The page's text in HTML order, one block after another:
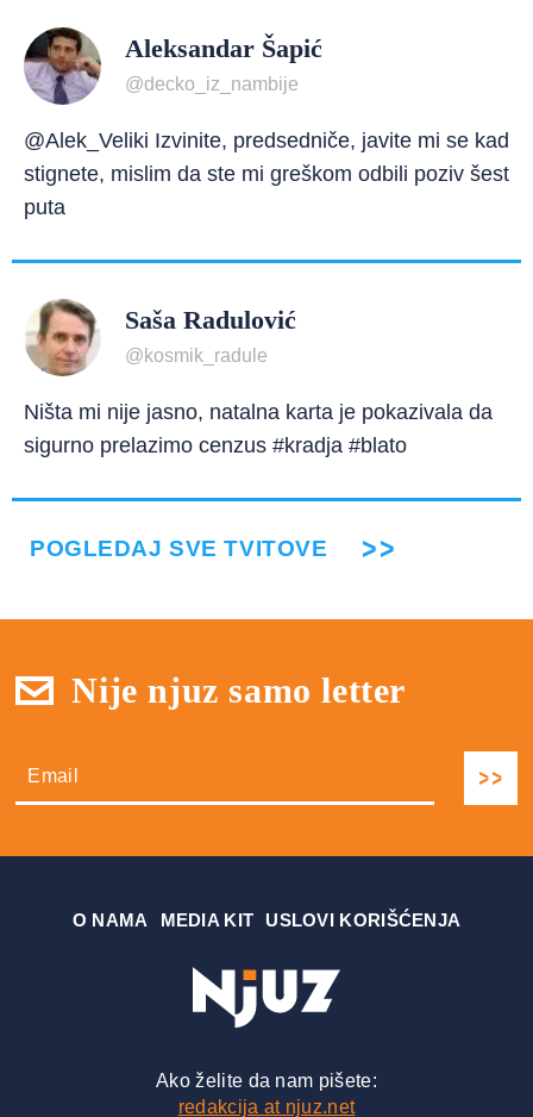
Aleksandar Šapić
@decko_iz_nambije
@Alek_Veliki Izvinite, predsedniče, javite mi se kad
stignete, mislim da ste mi greškom odbili poziv šest
puta
Saša Radulović
@kosmik_radule
Ništa mi nije jasno, natalna karta je pokazivala da
sigurno prelazimo cenzus #kradja #blato
POGLEDAJ SVE TVITOVE
Nije njuz samo letter
О NAMA MEDIA KIT USLOVI KORIŠĆENJA
Ako želite da nam pišete:
redakcija at njuz.net